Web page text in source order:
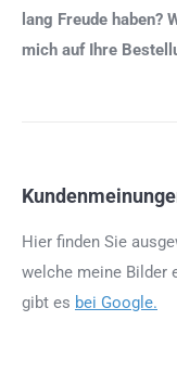
lang Freude haben?
mich auf Ihre
Hier finden Sie
welche meine Bilder
gibt es bei Google.